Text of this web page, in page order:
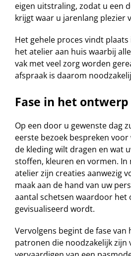
eigen uitstraling, zodat u een
krijgt waar u jarenlang plezier
Het gehele proces vindt
het atelier aan huis waarbij
vak met veel zorg worden
afspraak is daarom
Fase in het ontwerp
Op een door u gewenste dag
eerste bezoek bespreken voor
de kleding wilt dragen en wat
stoffen, kleuren en vormen.
atelier zijn creaties aanwezig
maak aan de hand van uw
aantal schetsen waardoor het
gevisualiseerd wordt.
Vervolgens begint de fase van
patronen die noodzakelijk zijn